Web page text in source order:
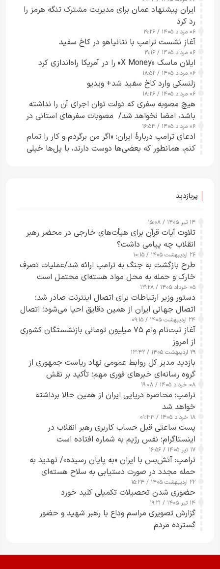
ایران پیشنهاد عمان برای مدیریت مشترک تنگه هرمز را
رد کرد
۰۶ مرداد ۱۴۰۵ / ۱۹:۲۶
آغاز نشست ترامپ با نتانیاهو در کاخ سفید
۰۶ مرداد ۱۴۰۵ / ۱۹:۱۶
ایلان ماسک «X Money» را در آمریکا راه‌اندازی کرد
۰۶ مرداد ۱۴۰۵ / ۱۸:۵۲
زلنسکی وارد کاخ سفید شد+ ویدیو
۰۶ مرداد ۱۴۰۵ / ۱۸:۲۶
هیچ مصوبه سفری که دولت توان اجرای آن را نداشته
باشد، امضا نخواهد شد/ مصوبات سفرهای استانی در
چارچوب قانون بودجه است+ عکس
۰۶ مرداد ۱۴۰۵ / ۱۶:۵۳
ادعای ترامپ دربارهٔ ایران: «اگر من برگردم و کار را تمام
کنم، همانطور که بعضی‌ها دوست دارند، با پل‌ها خیلی
پربازدید
۱۴ تیر ۱۴۰۵ / ۱۵:۰۸
تلاوت آیات قرآن برای هیأت‌های خارجی در محضر رهبر
انقلاب چه پیامی داشت؟
۲۶ اردیبهشت ۱۴۰۵ / ۱۰:۱۵
طرح‌ بازگشت به جنگ به ترامپ ارائه شد/عملیات تصرف
خارک و حمله به محل مواد هسته‌ای محتمل است
۰۵ خرداد ۱۴۰۵ / ۱۳:۲۸
دستور وزیر ارتباطات برای اتصال اینترنت صادر شد؛
اتصال جهانی ایران از همین دقایق احیا می‌شود؛ اتصال
کامل مردم تا ۲۴ ساعت آینده
۲۴ اردیبهشت ۱۴۰۵ / ۰۹:۱۵
آغاز ثبت‌نام وام ۷۵ میلیون تومانی بازنشستگان کشوری
از امروز
۲۹ اردیبهشت ۱۴۰۵ / ۱۳:۴۲
بازدید مدیر کل روابط عمومی نهاد ریاست جمهوری از
گروه رسانه‌ای خبرهای فوری مهم؛ تأکید بر نقش
رسانه‌های هوشمند و مسئول در ارتقای آگاهی عمومی
۰۸ خرداد ۱۴۰۵ / ۱۹:۰۸
ترامپ: محاصره دریایی ایران از همین حالا برداشته
خواهد شد
۱۸ خرداد ۱۴۰۵ / ۰۱:۳۳
پست ساعتی قبل حساب کاربری رهبر انقلاب در
اینستاگرام؛ نفس رژیم به شماره افتاده است​
۱۷ تیر ۱۴۰۵ / ۱۶:۵۶
ترامپ: آتش‌بس با ایران «به پایان رسیده»/ تهدید به
حمله مجدد در صورت دستیابی به سلاح هسته‌ای
۲۲ اردیبهشت ۱۴۰۵ / ۱۵:۲۴
حضوری شدن تحصیلات تکمیلی کلید خورد
۱۴ تیر ۱۴۰۵ / ۱۹:۲۱
گزارش تصویری مراسم وداع با رهبر شهید و حضور
گسترده مردم